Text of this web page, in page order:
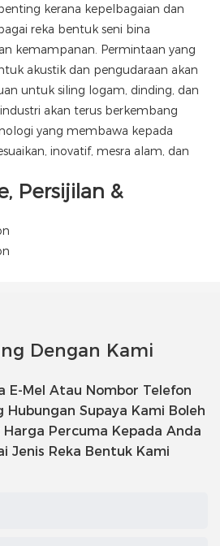
kerana kepelbagaian dan
reka bentuk seni bina
kemampanan. Permintaan yang
akustik dan pengudaraan akan
untuk siling logam, dinding, dan
akan terus berkembang
yang membawa kepada
inovatif, mesra alam, dan
Persijilan &
Dengan Kami
E-Mel Atau Nombor Telefon
Hubungan Supaya Kami Boleh
Percuma Kepada Anda
Jenis Reka Bentuk Kami